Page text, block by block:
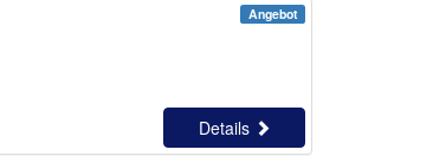
Angebot
Details